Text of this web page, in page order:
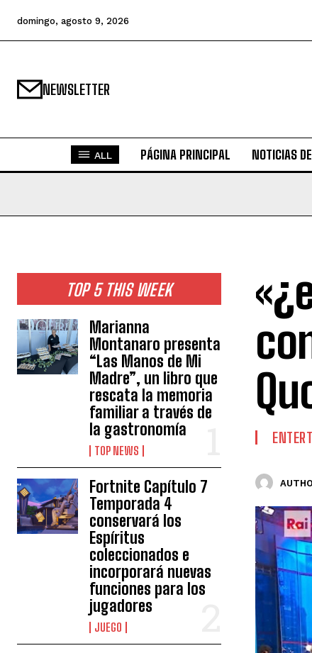
domingo, agosto 9, 2026
NEWSLETTER
ALL PÁGINA PRINCIPAL NOTICIAS
TOP 5 THIS WEEK
Marianna
Montanaro presenta
“Las Manos de Mi
Madre”, un libro que
rescata la memoria
familiar a través de
la gastronomía
TOP NEWS
Fortnite Capítulo 7
Temporada 4
conservará los
Espíritus
coleccionados e
incorporará nuevas
funciones para los
jugadores
JUEGO